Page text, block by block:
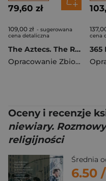
79,60 zł
109,00 zł - sugerowana
cena detaliczna
The Aztecs. The Rise and Fall of a Mighty Empire
Opracowanie Zbiorowe
cena
Oceny i recenzje
niewiary.
religijności
Średnia
6.50